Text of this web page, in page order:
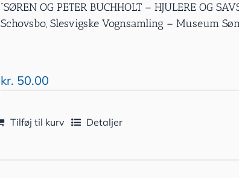
”SØREN OG PETER BUCHHOLT – HJULERE OG
Schovsbo, Slesvigske Vognsamling – Museum
kr. 50.00
Tilføj til kurv Detaljer